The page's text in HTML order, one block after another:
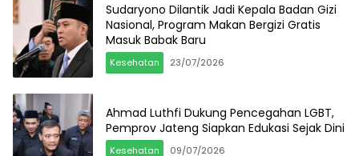
Sudaryono Dilantik Jadi Kepala Badan Gizi
Nasional, Program Makan Bergizi Gratis
Masuk Babak Baru
Kesehatan 23/07/2026
Ahmad Luthfi Dukung Pencegahan LGBT,
Pemprov Jateng Siapkan Edukasi Sejak Dini
Kesehatan 09/07/2026